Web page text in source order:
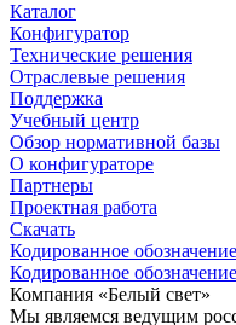
Каталог
Конфигуратор
Технические решения
Отраслевые решения
Поддержка
Учебный центр
Обзор нормативной базы
О конфигураторе
Партнеры
Проектная работа
Скачать
Кодированное
Кодированное
Компания «Белый свет»
Мы являемся ведущим